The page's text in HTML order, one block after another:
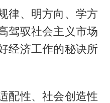
律、明方向、学方
驾驭社会主义市场
经济工作的秘诀所
配性、社会创造性